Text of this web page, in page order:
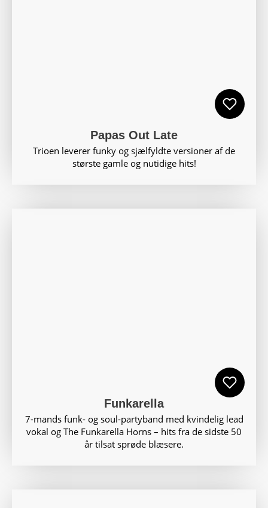
Papas Out Late
Trioen leverer funky og sjælfyldte versioner af de
største gamle og nutidige hits!
Funkarella
7-mands funk- og soul-partyband med kvindelig lead
vokal og The Funkarella Horns – hits fra de sidste 50
år tilsat sprøde blæsere.